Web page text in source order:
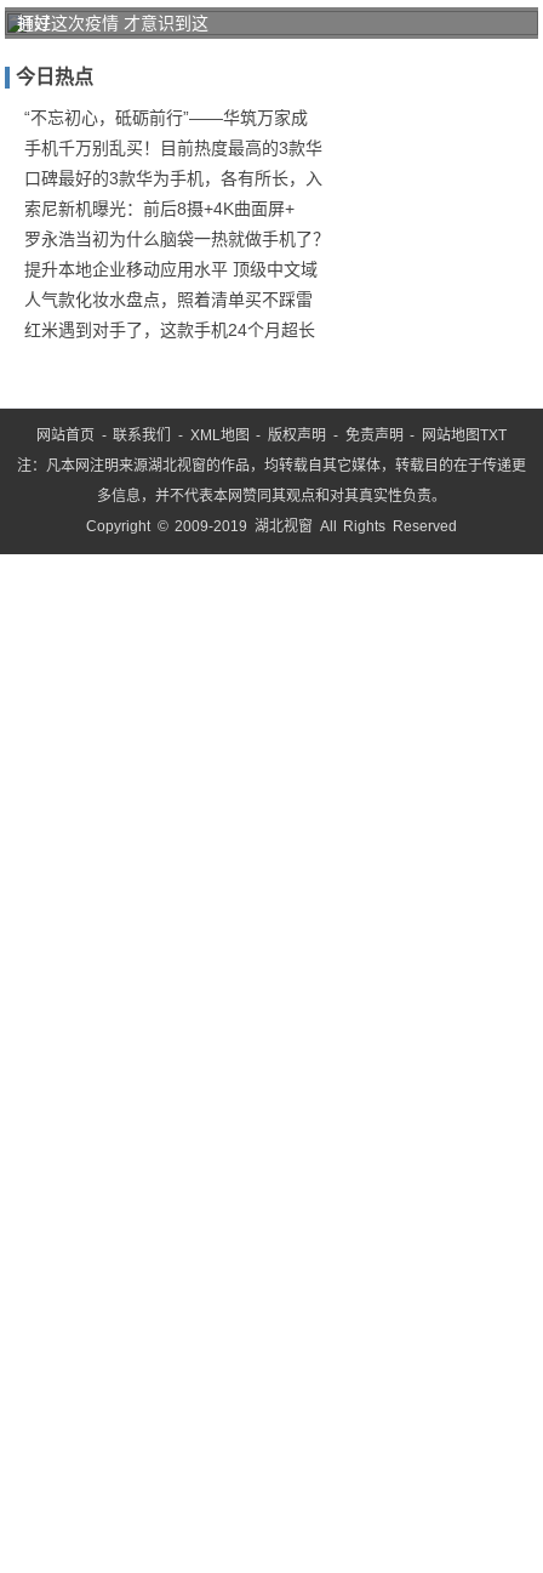
打好
防疫
保卫
战！
商汤
通过这次疫情 才意识到这
今日热点
“不忘初心，砥砺前行”——华筑万家成
手机千万别乱买！目前热度最高的3款华
口碑最好的3款华为手机，各有所长，入
索尼新机曝光：前后8摄+4K曲面屏+
罗永浩当初为什么脑袋一热就做手机了？
提升本地企业移动应用水平 顶级中文域
人气款化妆水盘点，照着清单买不踩雷
红米遇到对手了，这款手机24个月超长
网站首页 -联系我们 - XML地图 -版权声明 - 免责声明 - 网站地图TXT
注：凡本网注明来源湖北视窗的作品，均转载自其它媒体，转载目的在于传递更
多信息，并不代表本网赞同其观点和对其真实性负责。
Copyright © 2009-2019 湖北视窗 All Rights Reserved